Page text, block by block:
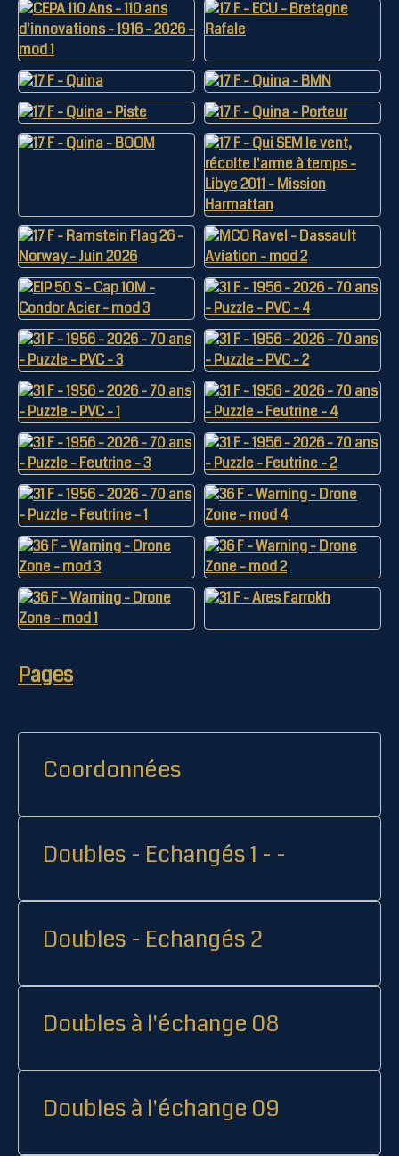
Pages
Coordonnées
Doubles - Echangés 1 - -
Doubles - Echangés 2
Doubles à l'échange 08
Doubles à l'échange 09